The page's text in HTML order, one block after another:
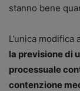
stanno bene
L’unica
la previsione di
processuale
contenzione